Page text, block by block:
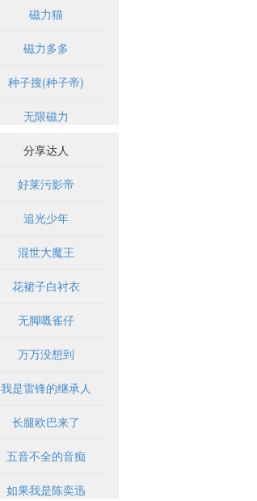
磁力猫
磁力多多
种子搜(种子帝)
无限磁力
分享达人
好莱污影帝
追光少年
混世大魔王
花裙子白衬衣
无脚嘅雀仔
万万没想到
我是雷锋的继承人
长腿欧巴来了
五音不全的音痴
如果我是陈奕迅